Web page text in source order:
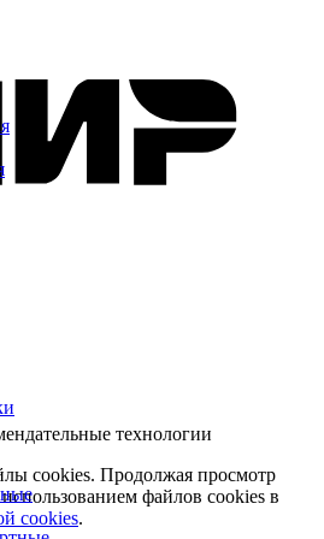
технологии
cookies. Продолжая просмотр
файлов cookies в
cookies.